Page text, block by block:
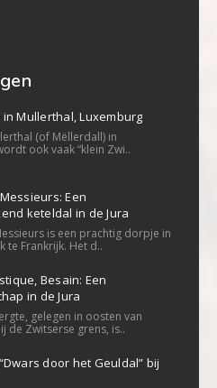
Mullerthal, Luxemburg
(of Mëllerdall) in
ook vaak “klein Zwi..
Een
keteldal in de Jura
is een prachtig dorpje in
te Frankrijk. Het d..
Besain: Een
in de Jura
gelegen in oosten van
de Zwitserse grens, is..
door het Geuldal” bij